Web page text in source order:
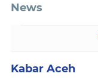
News
Kabar Aceh